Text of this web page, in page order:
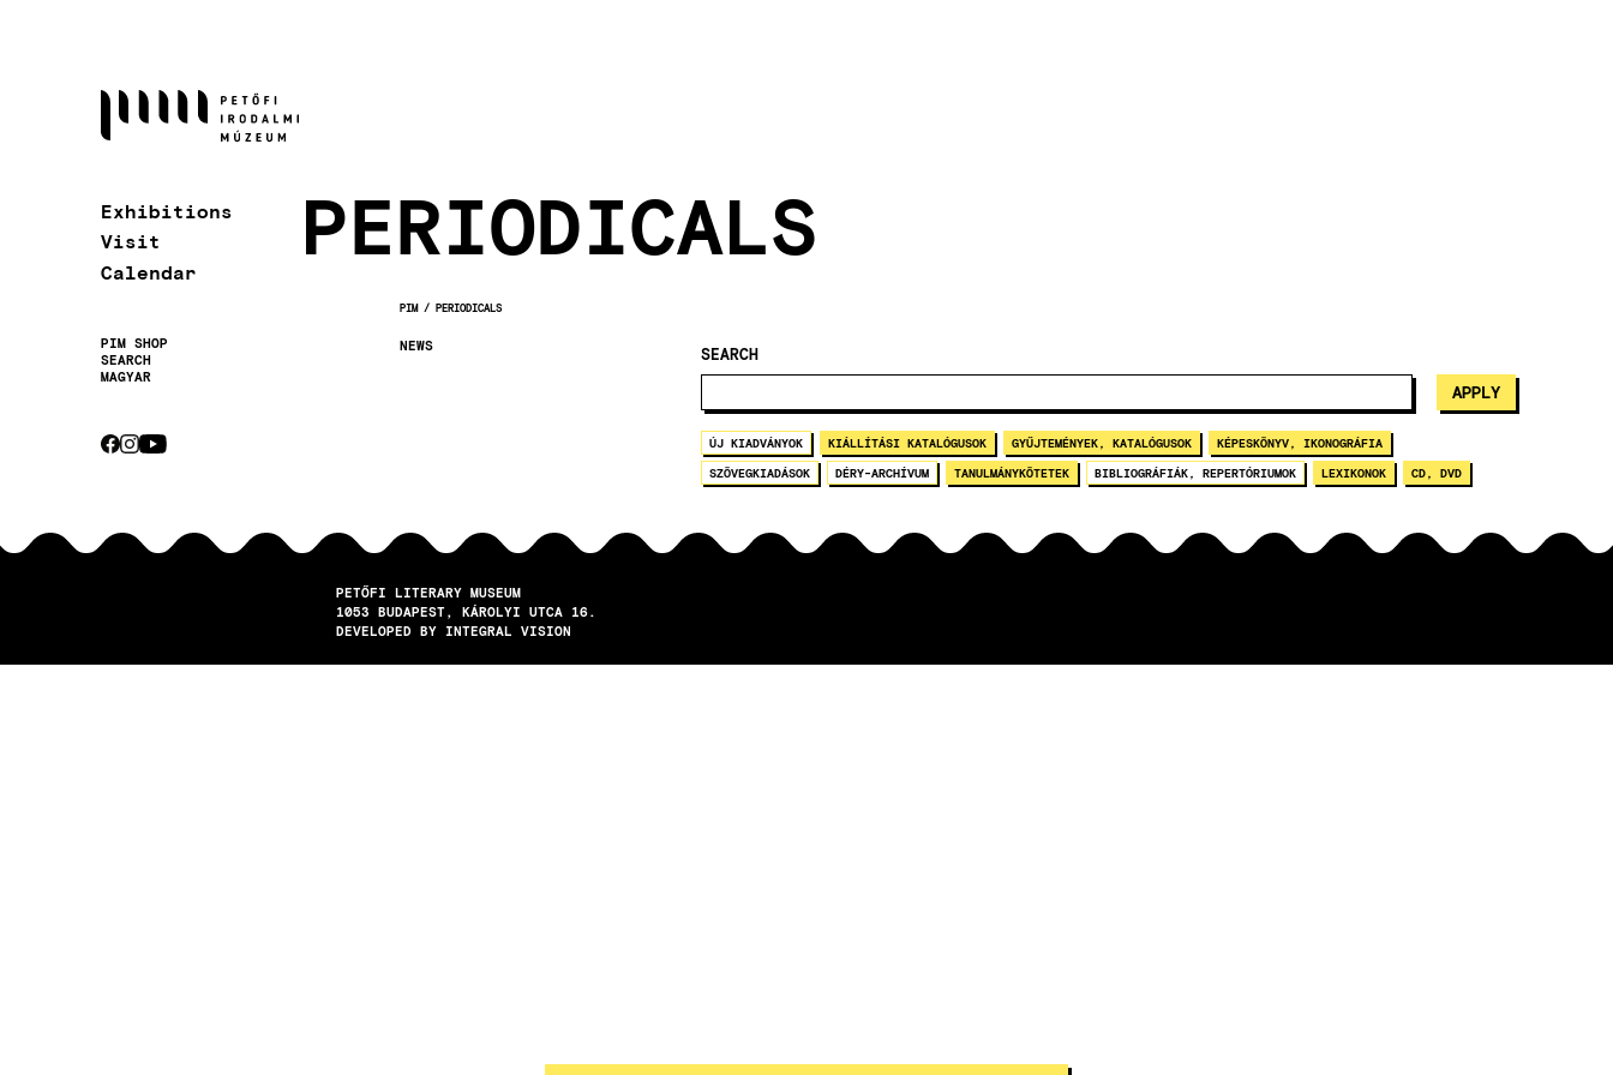
Exhibitions
Visit
Calendar
Secondary
PIM SHOP
SEARCH
MAGYAR
PIM PERIODICALS
NEWS
PERIODICALS
SEARCH
ÚJ KIADVÁNYOK KIÁLLÍTÁSI KATALÓGUSOK GYŰJTEMÉNYEK, KATALÓGUSOK KÉPESKÖNYV, IKONOGRÁFIA
SZÖVEGKIADÁSOK DÉRY-ARCHÍVUM TANULMÁNYKÖTETEK BIBLIOGRÁFIÁK, REPERTÓRIUMOK LEXIKONOK CD, DVD
PETŐFI LITERARY MUSEUM
1053
BUDAPEST
KÁROLYI UTCA 16.
DEVELOPED BY INTEGRAL VISION